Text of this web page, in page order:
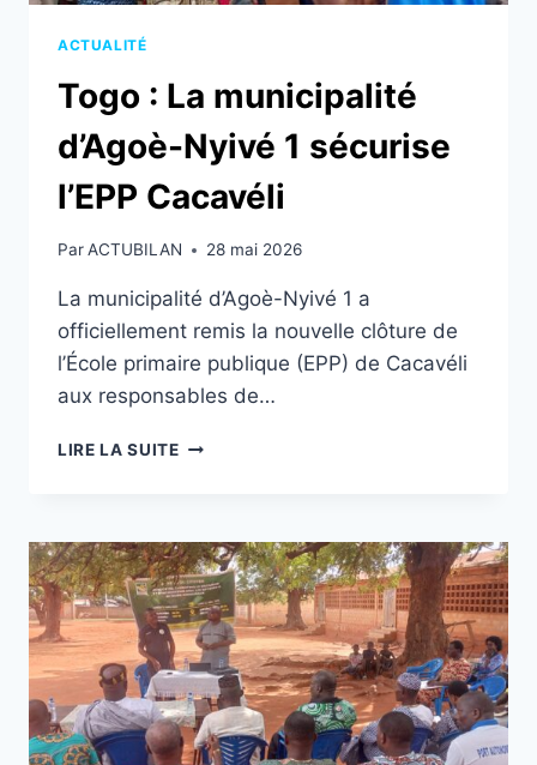
ACTUALITÉ
Togo : La municipalité
d’Agoè-Nyivé 1 sécurise
l’EPP Cacavéli
ParACTUBILAN 28 mai 2026
La municipalité d’Agoè-Nyivé 1 a
officiellement remis la nouvelle clôture de
l’École primaire publique (EPP) de Cacavéli
aux responsables de…
LIRE LA SUITETOGO
D’AGOÈ-
NYIVÉ
1
SÉCURISE
L’EPP
CACAVÉLI